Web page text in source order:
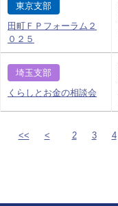
東京支部
田町ＦＰフォーラム２
０２５
埼玉支部
くらしとお金の相談会
<< < 2 3 4